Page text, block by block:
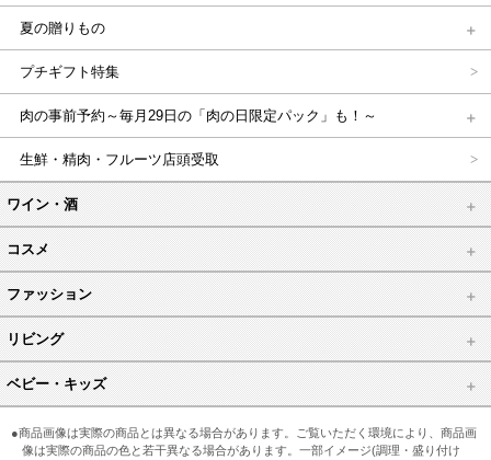
夏の贈りもの
プチギフト特集
肉の事前予約～毎月29日の「肉の日限定パック」も！～
生鮮・精肉・フルーツ店頭受取
ワイン・酒
コスメ
ファッション
リビング
ベビー・キッズ
●商品画像は実際の商品とは異なる場合があります。ご覧いただく環境により、商品画
像は実際の商品の色と若干異なる場合があります。一部イメージ(調理・盛り付け